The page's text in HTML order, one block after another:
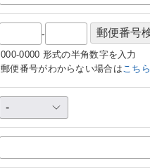
-
000-0000 形式の半角数字を入力
郵便番号がわからない場合はこちら